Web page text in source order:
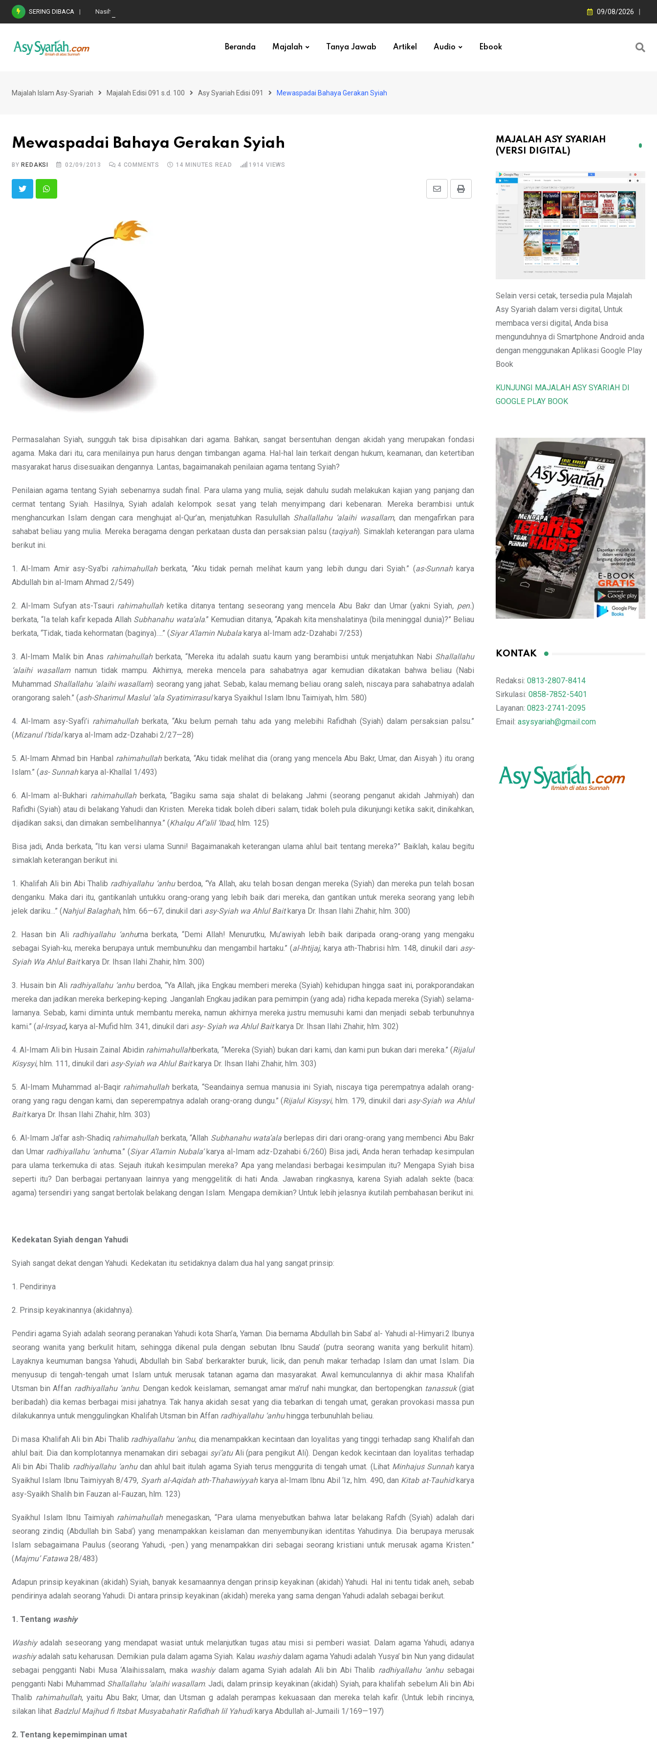
Skip
SERING DIBACA Nasihat Emas di Masa Fitnah (Ujian/Perselisihan) 09/08/2026
Beranda Majalah Tanya Jawab Artikel Audio Ebook
Majalah Islam Asy-Syariah Majalah Edisi 091 s.d. 100 Asy Syariah Edisi 091 Mewaspadai Bahaya Gerakan Syiah
Mewaspadai Bahaya Gerakan Syiah
BY REDAKSI 02/09/2013 4 COMMENTS 14 MINUTES READ 1914 VIEWS
Print
Share
Permasalahan Syiah, sungguh tak bisa dipisahkan dari agama. Bahkan, sangat bersentuhan dengan akidah yang merupakan fondasi
agama. Maka dari itu, cara menilainya pun harus dengan timbangan agama. Hal-hal lain terkait dengan hukum, keamanan, dan ketertiban
masyarakat harus disesuaikan dengannya. Lantas, bagaimanakah penilaian agama tentang Syiah?
Penilaian agama tentang Syiah sebenarnya sudah final. Para ulama yang mulia, sejak dahulu sudah melakukan kajian yang panjang dan
cermat tentang Syiah. Hasilnya, Syiah adalah kelompok sesat yang telah menyimpang dari kebenaran. Mereka berambisi untuk
menghancurkan Islam dengan cara menghujat al-Qur’an, menjatuhkan Rasulullah Shallallahu ‘alaihi wasallam, dan mengafirkan para
sahabat beliau yang mulia. Mereka beragama dengan perkataan dusta dan persaksian palsu (taqiyah). Simaklah keterangan para ulama
berikut ini.
1. Al-Imam Amir asy-Sya’bi rahimahullahberkata, “Aku tidak pernah melihat kaum yang lebih dungu dari Syiah.” (as-Sunnah karya
Abdullah bin al-Imam Ahmad 2/549)
2. Al-Imam Sufyan ats-Tsauri rahimahullahketika ditanya tentang seseorang yang mencela Abu Bakr dan Umar (yakni Syiah, pen.)
berkata, “Ia telah kafir kepada Allah Subhanahu wata’ala.” Kemudian ditanya, “Apakah kita menshalatinya (bila meninggal dunia)?” Beliau
berkata, “Tidak, tiada kehormatan (baginya)….” (Siyar A’lamin Nubala karya al-Imam adz-Dzahabi 7/253)
3. Al-Imam Malik bin Anas rahimahullahberkata, “Mereka itu adalah suatu kaum yang berambisi untuk menjatuhkan Nabi Shallallahu
‘alaihi wasallamnamun tidak mampu. Akhirnya, mereka mencela para sahabatnya agar kemudian dikatakan bahwa beliau (Nabi
Muhammad Shallallahu ‘alaihi wasallam) seorang yang jahat. Sebab, kalau memang beliau orang saleh, niscaya para sahabatnya adalah
orangorang saleh.” (ash-Sharimul Maslul ‘ala Syatimirrasul karya Syaikhul Islam Ibnu Taimiyah, hlm. 580)
4. Al-Imam asy-Syafi’i rahimahullahberkata, “Aku belum pernah tahu ada yang melebihi Rafidhah (Syiah) dalam persaksian palsu.”
(Mizanul I’tidal karya al-Imam adz-Dzahabi 2/27—28)
5. Al-Imam Ahmad bin Hanbal rahimahullahberkata, “Aku tidak melihat dia (orang yang mencela Abu Bakr, Umar, dan Aisyah ) itu orang
Islam.” (as- Sunnah karya al-Khallal 1/493)
6. Al-Imam al-Bukhari rahimahullahberkata, “Bagiku sama saja shalat di belakang Jahmi (seorang penganut akidah Jahmiyah) dan
Rafidhi (Syiah) atau di belakang Yahudi dan Kristen. Mereka tidak boleh diberi salam, tidak boleh pula dikunjungi ketika sakit, dinikahkan,
dijadikan saksi, dan dimakan sembelihannya.” (Khalqu Af’alil ‘Ibad, hlm. 125)
Bisa jadi, Anda berkata, “Itu kan versi ulama Sunni! Bagaimanakah keterangan ulama ahlul bait tentang mereka?” Baiklah, kalau begitu
simaklah keterangan berikut ini.
1. Khalifah Ali bin Abi Thalib radhiyallahu ‘anhuberdoa, “Ya Allah, aku telah bosan dengan mereka (Syiah) dan mereka pun telah bosan
denganku. Maka dari itu, gantikanlah untukku orang-orang yang lebih baik dari mereka, dan gantikan untuk mereka seorang yang lebih
jelek dariku…” (Nahjul Balaghah, hlm. 66—67, dinukil dari asy-Syiah wa Ahlul Bait karya Dr. Ihsan Ilahi Zhahir, hlm. 300)
2. Hasan bin Ali radhiyallahu ‘anhuma berkata, “Demi Allah! Menurutku, Mu’awiyah lebih baik daripada orang-orang yang mengaku
sebagai Syiah-ku, mereka berupaya untuk membunuhku dan mengambil hartaku.” (al-Ihtijaj, karya ath-Thabrisi hlm. 148, dinukil dari asy-
Syiah Wa Ahlul Bait karya Dr. Ihsan Ilahi Zhahir, hlm. 300)
3. Husain bin Ali radhiyallahu ‘anhuberdoa, “Ya Allah, jika Engkau memberi mereka (Syiah) kehidupan hingga saat ini, porakporandakan
mereka dan jadikan mereka berkeping-keping. Janganlah Engkau jadikan para pemimpin (yang ada) ridha kepada mereka (Syiah) selama-
lamanya. Sebab, kami diminta untuk membantu mereka, namun akhirnya mereka justru memusuhi kami dan menjadi sebab terbunuhnya
kami.” (al-Irsyad, karya al-Mufid hlm. 341, dinukil dari asy- Syiah wa Ahlul Bait karya Dr. Ihsan Ilahi Zhahir, hlm. 302)
4. Al-Imam Ali bin Husain Zainal Abidin rahimahullahberkata, “Mereka (Syiah) bukan dari kami, dan kami pun bukan dari mereka.” (Rijalul
Kisysyi, hlm. 111, dinukil dari asy-Syiah wa Ahlul Baitkarya Dr. Ihsan Ilahi Zhahir, hlm. 303)
5. Al-Imam Muhammad al-Baqir rahimahullahberkata, “Seandainya semua manusia ini Syiah, niscaya tiga perempatnya adalah orang-
orang yang ragu dengan kami, dan seperempatnya adalah orang-orang dungu.” (Rijalul Kisysyi, hlm. 179, dinukil dari asy-Syiah wa Ahlul
Bait karya Dr. Ihsan Ilahi Zhahir, hlm. 303)
6. Al-Imam Ja’far ash-Shadiq rahimahullahberkata, “Allah Subhanahu wata’ala berlepas diri dari orang-orang yang membenci Abu Bakr
dan Umar radhiyallahu ‘anhuma.” (Siyar A’lamin Nubala’karya al-Imam adz-Dzahabi 6/260) Bisa jadi, Anda heran terhadap kesimpulan
para ulama terkemuka di atas. Sejauh itukah kesimpulan mereka? Apa yang melandasi berbagai kesimpulan itu? Mengapa Syiah bisa
seperti itu? Dan berbagai pertanyaan lainnya yang menggelitik di hati Anda. Jawaban ringkasnya, karena Syiah adalah sekte (baca:
agama) tersendiri yang sangat bertolak belakang dengan Islam. Mengapa demikian? Untuk lebih jelasnya ikutilah pembahasan berikut ini.
Kedekatan Syiah dengan Yahudi
Syiah sangat dekat dengan Yahudi. Kedekatan itu setidaknya dalam dua hal yang sangat prinsip:
1. Pendirinya
2. Prinsip keyakinannya (akidahnya).
Pendiri agama Syiah adalah seorang peranakan Yahudi kota Shan’a, Yaman. Dia bernama Abdullah bin Saba’ al- Yahudi al-Himyari.2 Ibunya
seorang wanita yang berkulit hitam, sehingga dikenal pula dengan sebutan Ibnu Sauda’ (putra seorang wanita yang berkulit hitam).
Layaknya keumuman bangsa Yahudi, Abdullah bin Saba’ berkarakter buruk, licik, dan penuh makar terhadap Islam dan umat Islam. Dia
menyusup di tengah-tengah umat Islam untuk merusak tatanan agama dan masyarakat. Awal kemunculannya di akhir masa Khalifah
Utsman bin Affan radhiyallahu ‘anhu. Dengan kedok keislaman, semangat amar ma’ruf nahi mungkar, dan bertopengkan tanassuk(giat
beribadah) dia kemas berbagai misi jahatnya. Tak hanya akidah sesat yang dia tebarkan di tengah umat, gerakan provokasi massa pun
dilakukannya untuk menggulingkan Khalifah Utsman bin Affan radhiyallahu ‘anhuhingga terbunuhlah beliau.
Di masa Khalifah Ali bin Abi Thalib radhiyallahu ‘anhu, dia menampakkan kecintaan dan loyalitas yang tinggi terhadap sang Khalifah dan
ahlul bait. Dia dan komplotannya menamakan diri sebagai syi’atu Ali (para pengikut Ali). Dengan kedok kecintaan dan loyalitas terhadap
Ali bin Abi Thalib radhiyallahu ‘anhudan ahlul bait itulah agama Syiah terus menggurita di tengah umat. (Lihat Minhajus Sunnah karya
Syaikhul Islam Ibnu Taimiyyah 8/479, Syarh al-Aqidah ath-Thahawiyyah karya al-Imam Ibnu Abil ‘Iz, hlm. 490, dan Kitab at-Tauhid karya
asy-Syaikh Shalih bin Fauzan al-Fauzan, hlm. 123)
Syaikhul Islam Ibnu Taimiyah rahimahullahmenegaskan, “Para ulama menyebutkan bahwa latar belakang Rafdh (Syiah) adalah dari
seorang zindiq (Abdullah bin Saba’) yang menampakkan keislaman dan menyembunyikan identitas Yahudinya. Dia berupaya merusak
Islam sebagaimana Paulus (seorang Yahudi, -pen.) yang menampakkan diri sebagai seorang kristiani untuk merusak agama Kristen.”
(Majmu’ Fatawa 28/483)
Adapun prinsip keyakinan (akidah) Syiah, banyak kesamaannya dengan prinsip keyakinan (akidah) Yahudi. Hal ini tentu tidak aneh, sebab
pendirinya adalah seorang Yahudi. Di antara prinsip keyakinan (akidah) mereka yang sama dengan Yahudi adalah sebagai berikut.
1. Tentang washiy
Washiy adalah seseorang yang mendapat wasiat untuk melanjutkan tugas atau misi si pemberi wasiat. Dalam agama Yahudi, adanya
washiyadalah satu keharusan. Demikian pula dalam agama Syiah. Kalau washiydalam agama Yahudi adalah Yusya’ bin Nun yang didaulat
sebagai pengganti Nabi Musa ‘Alaihissalam, maka washiy dalam agama Syiah adalah Ali bin Abi Thalib radhiyallahu ‘anhusebagai
pengganti Nabi Muhammad Shallallahu ‘alaihi wasallam. Jadi, dalam prinsip keyakinan (akidah) Syiah, para khalifah sebelum Ali bin Abi
Thalib rahimahullah, yaitu Abu Bakr, Umar, dan Utsman g adalah perampas kekuasaan dan mereka telah kafir. (Untuk lebih rincinya,
silakan lihat Badzlul Majhud fi Itsbat Musyabahatir Rafidhah lil Yahudi karya Abdullah al-Jumaili 1/169—197)
2. Tentang kepemimpinan umat
MAJALAH ASY SYARIAH
(VERSI DIGITAL)
Selain versi cetak, tersedia pula Majalah
Asy Syariah dalam versi digital, Untuk
membaca versi digital, Anda bisa
mengunduhnya di Smartphone Android anda
dengan menggunakan Aplikasi Google Play
Book
KUNJUNGI MAJALAH ASY SYARIAH DI
GOOGLE PLAY BOOK
KONTAK
Redaksi: 0813-2807-8414
Sirkulasi: 0858-7852-5401
Layanan: 0823-2741-2095
Email: asysyariah@gmail.com